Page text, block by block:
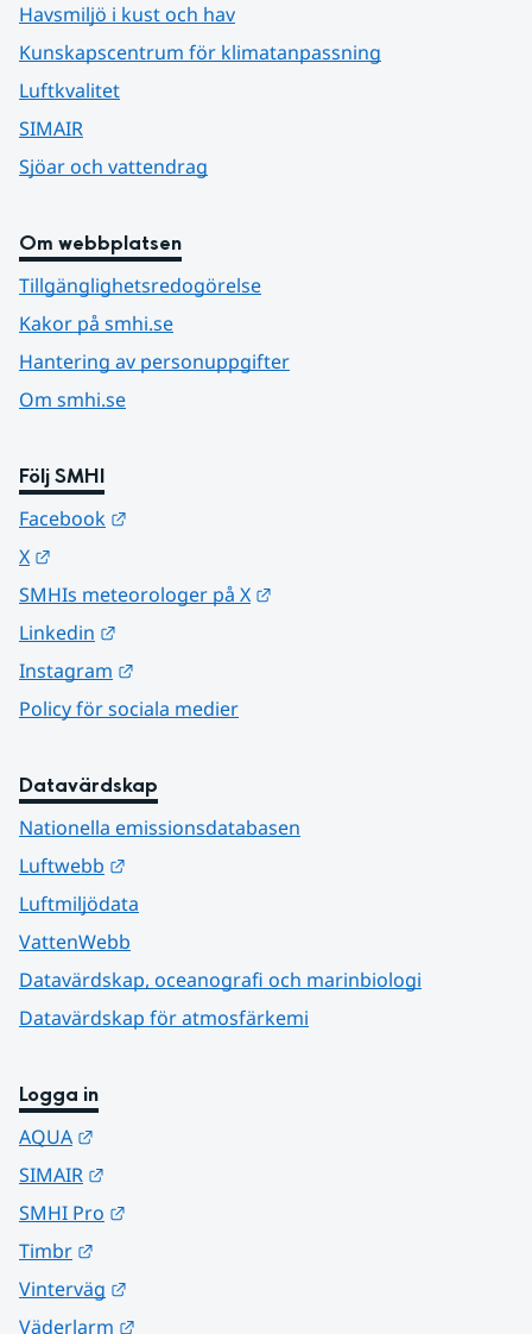
Havsmiljö i kust och hav
Kunskapscentrum för klimatanpassning
Luftkvalitet
SIMAIR
Sjöar och vattendrag
Om webbplatsen
Tillgänglighetsredogörelse
Kakor på smhi.se
Hantering av personuppgifter
Om smhi.se
Följ SMHI
Facebook
X
SMHIs meteorologer på X
Linkedin
Instagram
Policy för sociala medier
Datavärdskap
Nationella emissionsdatabasen
Luftwebb
Luftmiljödata
VattenWebb
Datavärdskap, oceanografi och marinbiologi
Datavärdskap för atmosfärkemi
Logga in
AQUA
SIMAIR
SMHI Pro
Timbr
Vinterväg
Väderlarm